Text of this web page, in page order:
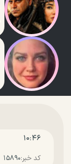
۱۰:۴۶
کد خبر:۱۵۸۹۰